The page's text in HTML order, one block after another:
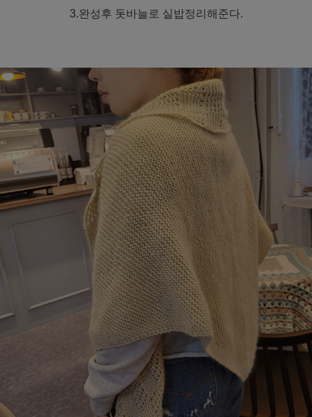
3.완성후 돗바늘로 실밥정리해준다.